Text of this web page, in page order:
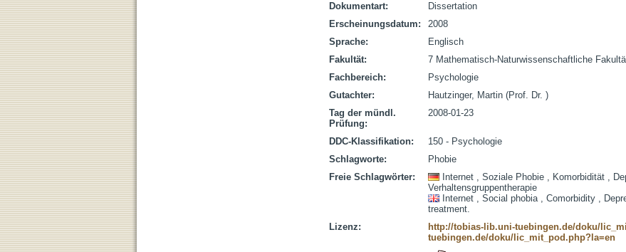
Dokumentart:
Dissertation
Erscheinungsdatum:
2008
Sprache:
Englisch
Fakultät:
7 Mathematisch-Naturwissenschaftliche
Fachbereich:
Psychologie
Gutachter:
Hautzinger, Martin (Prof. Dr. )
Tag der mündl.
Prüfung:
2008-01-23
DDC-Klassifikation:
150 - Psychologie
Schlagworte:
Phobie
Freie Schlagwörter:
Internet , Soziale Phobie , Komorbidität ,
Verhaltensgruppentherapie
Internet , Social phobia , Comorbidity ,
treatment.
Lizenz:
http://tobias-lib.uni-tuebingen.de/doku/
tuebingen.de/doku/lic_mit_pod.php?la=en